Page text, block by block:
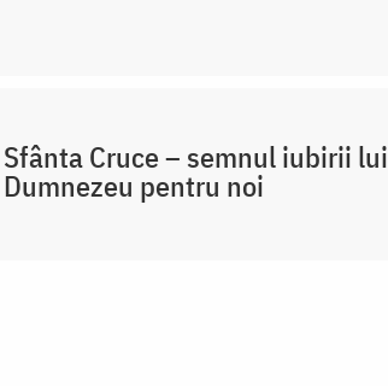
Sfânta Cruce – semnul iubirii lui
Dumnezeu pentru noi